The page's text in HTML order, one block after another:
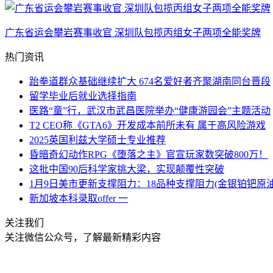
广东省运会攀岩赛事收官 深圳队包揽丙组女子两项全能奖牌
热门资讯
跆拳道群众基础继续扩大 674名爱好者齐聚湖南同台晋段
留学毕业后就业选择指南
医路“童”行，武汉市武昌医院举办“健康游园会”主题活动
T2 CEO称《GTA6》开发成本前所未有 属于高风险游戏
2025英国利兹大学硕士专业推荐
昏暗奇幻动作RPG《堕落之主》官宣玩家数突破800万！
这批中国90后科学家挑大梁，实现颠覆性突破
1月9日美市更新支撑阻力：18品种支撑阻力(金银铂钯原
新加坡本科录取offer 一
关注我们
关注微信公众号，了解最新精彩内容